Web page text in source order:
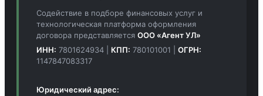
Содействие в подборе финансовых услуг и
технологическая платформа оформления
договора представляется ООО «Агент УЛ»
ИНН: 7801624934 | КПП: 780101001 | ОГРН:
1147847083317
Юридический адрес: